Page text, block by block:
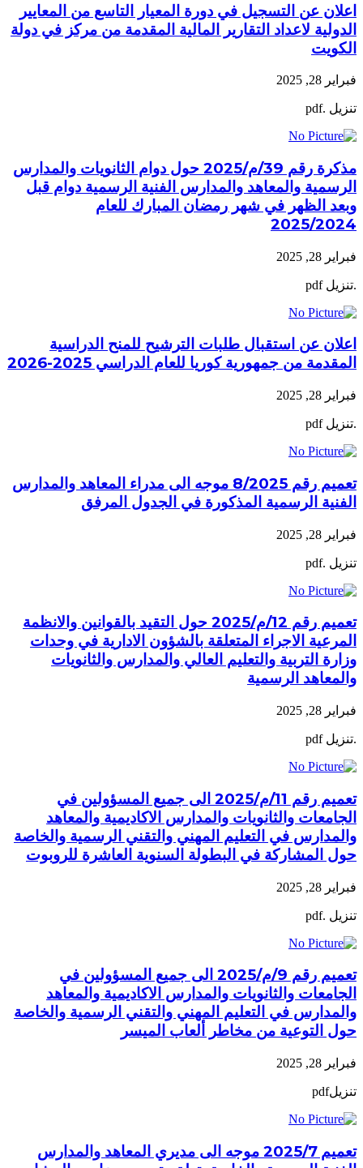
اعلان عن التسجيل في دورة المعيار التاسع من المعايير
الدولية لاعداد التقارير المالية المقدمة من مركز في دولة
الكويت
فبراير 28, 2025
تنزيل .pdf
مذكرة رقم 39/م/2025 حول دوام الثانويات والمدارس
الرسمية والمعاهد والمدارس الفنية الرسمية دوام قبل
وبعد الظهر في شهر رمضان المبارك للعام
2025/2024
فبراير 28, 2025
.تنزيل pdf
اعلان عن استقبال طلبات الترشيح للمنح الدراسية
المقدمة من جمهورية كوريا للعام الدراسي 2025-2026
فبراير 28, 2025
.تنزيل pdf
تعميم رقم 8/2025 موجه الى مدراء المعاهد والمدارس
الفنية الرسمية المذكورة في الجدول المرفق
فبراير 28, 2025
تنزيل .pdf
تعميم رقم 12/م/2025 حول التقيد بالقوانين والانظمة
المرعية الاجراء المتعلقة بالشؤون الادارية في وحدات
وزارة التربية والتعليم العالي والمدارس والثانويات
والمعاهد الرسمية
فبراير 28, 2025
.تنزيل pdf
تعميم رقم 11/م/2025 الى جميع المسؤولين في
الجامعات والثانويات والمدارس الاكاديمية والمعاهد
والمدارس في التعليم المهني والتقني الرسمية والخاصة
حول المشاركة في البطولة السنوية العاشرة للروبوت
فبراير 28, 2025
تنزيل .pdf
تعميم رقم 9/م/2025 الى جميع المسؤولين في
الجامعات والثانويات والمدارس الاكاديمية والمعاهد
والمدارس في التعليم المهني والتقني الرسمية والخاصة
حول التوعية من مخاطر ألعاب الميسر
فبراير 28, 2025
تنزيلpdf
تعميم 2025/7 موجه الى مديري المعاهد والمدارس